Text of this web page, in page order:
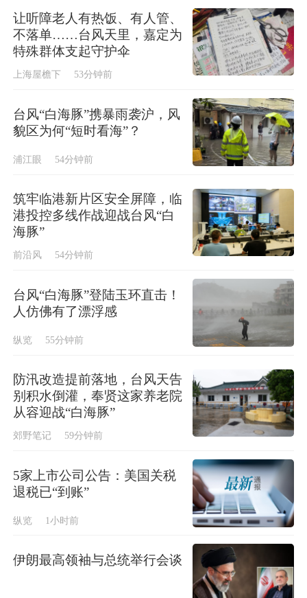
让听障老人有热饭、有人管、
不落单……台风天里，嘉定为
特殊群体支起守护伞
上海屋檐下 53分钟前
台风“白海豚”携暴雨袭沪，风
貌区为何“短时看海”？
浦江眼 54分钟前
筑牢临港新片区安全屏障，临
港投控多线作战迎战台风“白
海豚”
前沿风 54分钟前
台风“白海豚”登陆玉环直击！
人仿佛有了漂浮感
纵览 55分钟前
防汛改造提前落地，台风天告
别积水倒灌，奉贤这家养老院
从容迎战“白海豚”
郊野笔记 59分钟前
5家上市公司公告：美国关税
退税已“到账”
纵览 1小时前
伊朗最高领袖与总统举行会谈